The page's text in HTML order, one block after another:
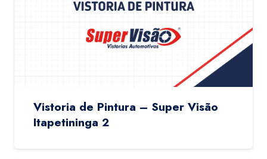
Vistoria de Pintura – Super Visão
Itapetininga 2